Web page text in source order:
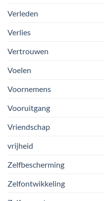
Verleden
Verlies
Vertrouwen
Voelen
Voornemens
Vooruitgang
Vriendschap
vrijheid
Zelfbescherming
Zelfontwikkeling